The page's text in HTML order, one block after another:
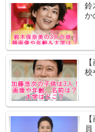
鈴
か
校